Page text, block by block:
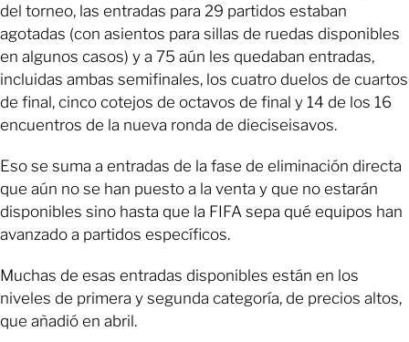
del torneo, las entradas para 29 partidos estaban
agotadas (con asientos para sillas de ruedas disponibles
en algunos casos) y a 75 aún les quedaban entradas,
incluidas ambas semifinales, los cuatro duelos de cuartos
de final, cinco cotejos de octavos de final y 14 de los 16
encuentros de la nueva ronda de dieciseisavos.
Eso se suma a entradas de la fase de eliminación directa
que aún no se han puesto a la venta y que no estarán
disponibles sino hasta que la FIFA sepa qué equipos han
avanzado a partidos específicos.
Muchas de esas entradas disponibles están en los
niveles de primera y segunda categoría, de precios altos,
que añadió en abril.